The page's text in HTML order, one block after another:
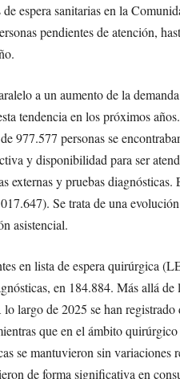
espera sanitarias en la
pendientes de atención,
a un aumento de la
tendencia en los próximos
977.577 personas se
y disponibilidad para ser
externas y pruebas
Se trata de una
asistencial.
en lista de espera quirúrgica
en 184.884. Más allá
largo de 2025 se han registrado
que en el ámbito
se mantuvieron sin variaciones
de forma significativa en